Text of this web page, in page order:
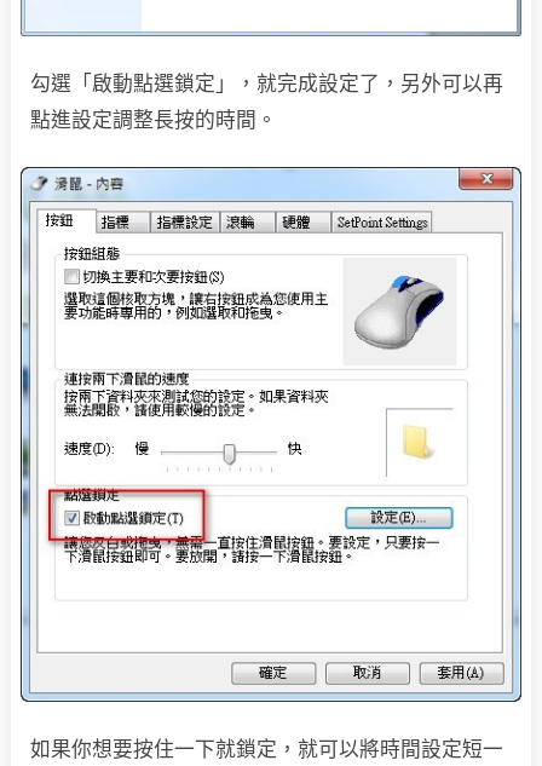
勾選「啟動點選鎖定」，就完成設定了，另外可以再
點進設定調整長按的時間。
如果你想要按住一下就鎖定，就可以將時間設定短一